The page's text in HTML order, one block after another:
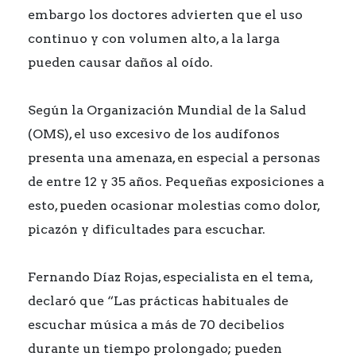
embargo los doctores advierten que el uso
continuo y con volumen alto, a la larga
pueden causar daños al oído.
Según la Organización Mundial de la Salud
(OMS), el uso excesivo de los audífonos
presenta una amenaza, en especial a personas
de entre 12 y 35 años. Pequeñas exposiciones a
esto, pueden ocasionar molestias como dolor,
picazón y dificultades para escuchar.
Fernando Díaz Rojas, especialista en el tema,
declaró que “Las prácticas habituales de
escuchar música a más de 70 decibelios
durante un tiempo prolongado; pueden